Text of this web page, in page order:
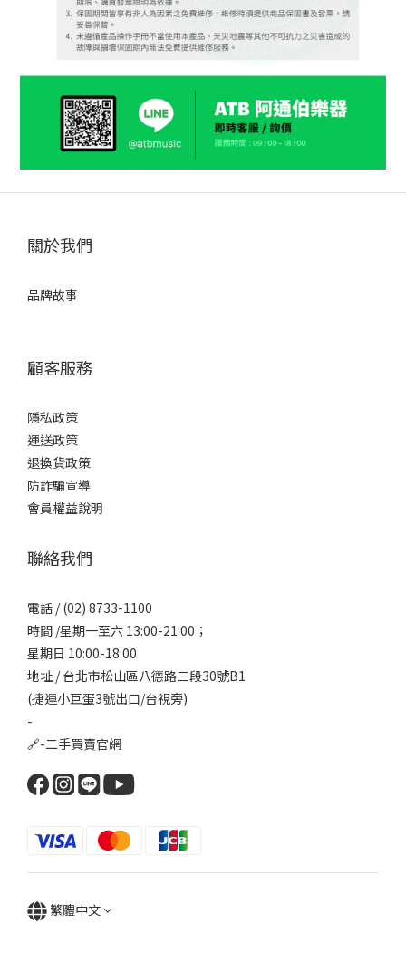
關於我們
品牌故事
顧客服務
隱私政策
運送政策
退換貨政策
防詐騙宣導
會員權益說明
聯絡我們
電話 / (02) 8733-1100
時間 /星期一至六 13:00-21:00；
星期日 10:00-18:00
地址 / 台北市松山區八德路三段30號B1
(捷運小巨蛋3號出口/台視旁)
-
🔗-二手買賣官網
繁體中文